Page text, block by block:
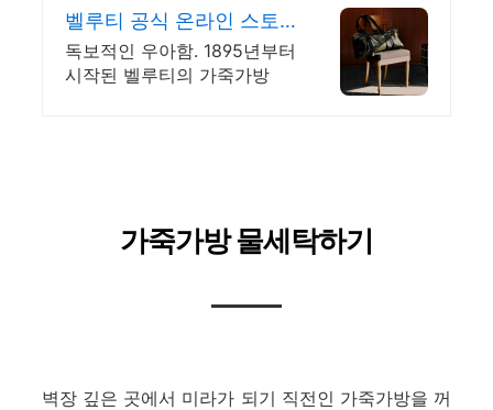
벨루티 공식 온라인 스토
어
독보적인 우아함. 1895년부터
시작된 벨루티의 가죽가방
가죽가방 물세탁하기
벽장 깊은 곳에서 미라가 되기 직전인 가죽가방을 꺼